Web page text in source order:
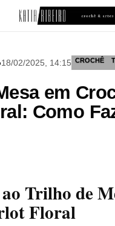
18/02/2025, 14:15 CROCHÊ
em
Como
Trilho de
Floral